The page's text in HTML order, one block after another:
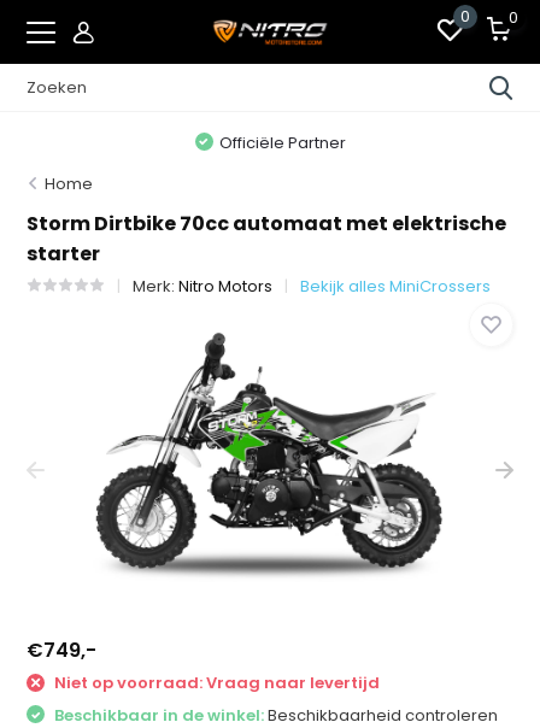
0 0
Officiële Partner
Home
Storm Dirtbike 70cc automaat met elektrische
starter
Merk:Nitro Motors Bekijk alles MiniCrossers
€749,-
Niet op voorraad: Vraag naar levertijd
Beschikbaar in de winkel:Beschikbaarheid controleren